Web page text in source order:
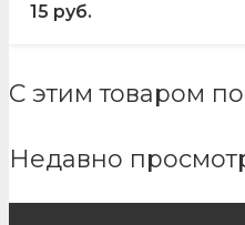
15 руб.
С этим товаром
Недавно